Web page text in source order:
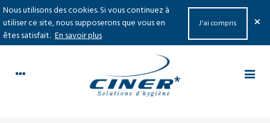
Nous utilisons des cookies. Si vous continuez à
utiliser ce site, nous supposerons que vous en
êtes satisfait. En savoir plus
J'ai compris ×